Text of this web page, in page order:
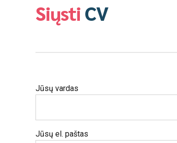
Siųsti CV
Jūsų vardas
Jūsų el. paštas